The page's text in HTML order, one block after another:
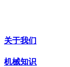
关于我们
机械知识